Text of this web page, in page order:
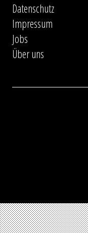
Datenschutz
Impressum
Jobs
Über uns